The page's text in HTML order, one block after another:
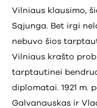
Vilniaus klausimo,
Sąjunga. Bet irgi
nebuvo šios
Vilniaus krašto
tarptautinei
diplomatai. 1921 m.
Galvanauskas ir